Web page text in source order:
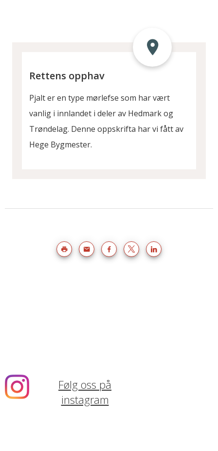
Rettens opphav
Pjalt er en type mørlefse som har vært
vanlig i innlandet i deler av Hedmark og
Trøndelag. Denne oppskrifta har vi fått av
Hege Bygmester.
Følg oss på
instagram